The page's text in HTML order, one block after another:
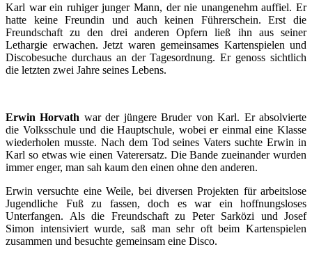
Karl war ein ruhiger junger Mann, der nie unangenehm auffiel. Er
hatte keine Freundin und auch keinen Führerschein. Erst die
Freundschaft zu den drei anderen Opfern ließ ihn aus seiner
Lethargie erwachen. Jetzt waren gemeinsames Kartenspielen und
Discobesuche durchaus an der Tagesordnung. Er genoss sichtlich
die letzten zwei Jahre seines Lebens.
Erwin Horvath war der jüngere Bruder von Karl. Er absolvierte
die Volksschule und die Hauptschule, wobei er einmal eine Klasse
wiederholen musste. Nach dem Tod seines Vaters suchte Erwin in
Karl so etwas wie einen Vaterersatz. Die Bande zueinander wurden
immer enger, man sah kaum den einen ohne den anderen.
Erwin versuchte eine Weile, bei diversen Projekten für arbeitslose
Jugendliche Fuß zu fassen, doch es war ein hoffnungsloses
Unterfangen. Als die Freundschaft zu Peter Sarközi und Josef
Simon intensiviert wurde, saß man sehr oft beim Kartenspielen
zusammen und besuchte gemeinsam eine Disco.